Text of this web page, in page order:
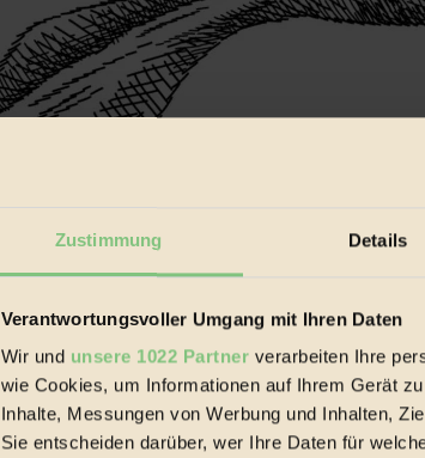
Zustimmung Details
Verantwortungsvoller Umgang mit Ihren Daten
Wir und unsere 1022 Partner verarbeiten Ihre
wie Cookies, um Informationen auf Ihrem Gerät
Inhalte, Messungen von Werbung und Inhalten,
Sie entscheiden darüber, wer Ihre Daten für